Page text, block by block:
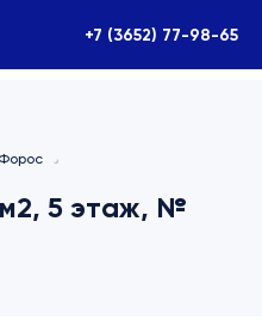
+7 (3652) 77-98-65
5 этаж, №